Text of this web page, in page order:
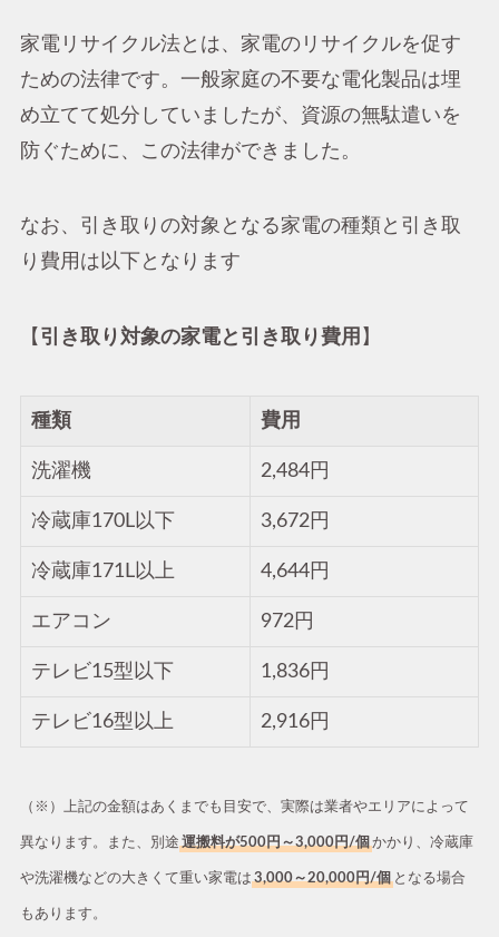
家電リサイクル法とは、家電のリサイクルを促す
ための法律です。一般家庭の不要な電化製品は埋
め立てて処分していましたが、資源の無駄遣いを
防ぐために、この法律ができました。
なお、引き取りの対象となる家電の種類と引き取
り費用は以下となります
【 引き取り対象の家電と引き取り費用 】
種類 費用
洗濯機 2,484円
冷蔵庫170L以下 3,672円
冷蔵庫171L以上 4,644円
エアコン 972円
テレビ15型以下 1,836円
テレビ16型以上 2,916円
（※）上記の金額はあくまでも目安で、実際は業者やエリアによって
異なります。また、別途 運搬料が500円～3,000円/個かかり、冷蔵庫
や洗濯機などの大きくて重い家電は 3,000～20,000円/個となる場合
もあります。